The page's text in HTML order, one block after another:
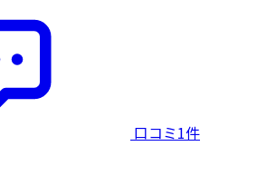
口コミ1件